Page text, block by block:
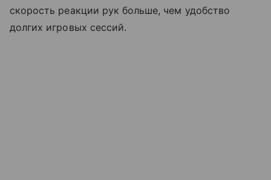
скорость реакции рук больше, чем удобство
долгих игровых сессий.